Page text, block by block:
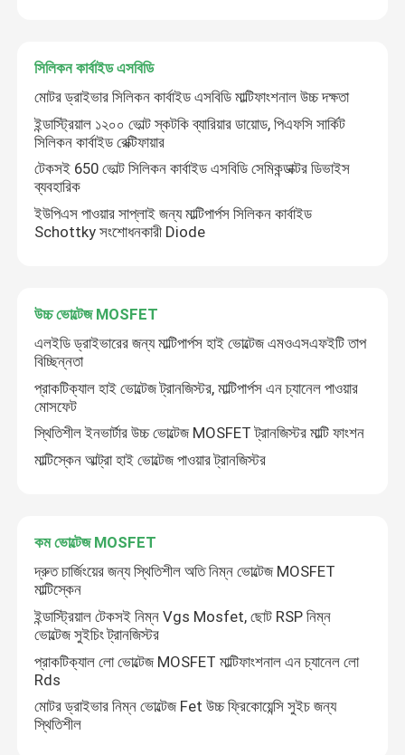
সিলিকন কার্বাইড এসবিডি
মোটর ড্রাইভার সিলিকন কার্বাইড এসবিডি মাল্টিফাংশনাল উচ্চ দক্ষতা
ইন্ডাস্ট্রিয়াল ১২০০ ভোল্ট স্কটকি ব্যারিয়ার ডায়োড, পিএফসি সার্কিট
সিলিকন কার্বাইড রেক্টিফায়ার
টেকসই 650 ভোল্ট সিলিকন কার্বাইড এসবিডি সেমিকন্ডাক্টর ডিভাইস
ব্যবহারিক
ইউপিএস পাওয়ার সাপ্লাই জন্য মাল্টিপার্পস সিলিকন কার্বাইড
Schottky সংশোধনকারী Diode
উচ্চ ভোল্টেজ MOSFET
এলইডি ড্রাইভারের জন্য মাল্টিপার্পস হাই ভোল্টেজ এমওএসএফইটি তাপ
বিচ্ছিন্নতা
প্রাকটিক্যাল হাই ভোল্টেজ ট্রানজিস্টর, মাল্টিপার্পস এন চ্যানেল পাওয়ার
মোসফেট
স্থিতিশীল ইনভার্টার উচ্চ ভোল্টেজ MOSFET ট্রানজিস্টর মাল্টি ফাংশন
মাল্টিস্কেন আল্ট্রা হাই ভোল্টেজ পাওয়ার ট্রানজিস্টর
কম ভোল্টেজ MOSFET
দ্রুত চার্জিংয়ের জন্য স্থিতিশীল অতি নিম্ন ভোল্টেজ MOSFET
মাল্টিস্কেন
ইন্ডাস্ট্রিয়াল টেকসই নিম্ন Vgs Mosfet, ছোট RSP নিম্ন
ভোল্টেজ সুইচিং ট্রানজিস্টর
প্রাকটিক্যাল লো ভোল্টেজ MOSFET মাল্টিফাংশনাল এন চ্যানেল লো
Rds
মোটর ড্রাইভার নিম্ন ভোল্টেজ Fet উচ্চ ফ্রিকোয়েন্সি সুইচ জন্য
স্থিতিশীল